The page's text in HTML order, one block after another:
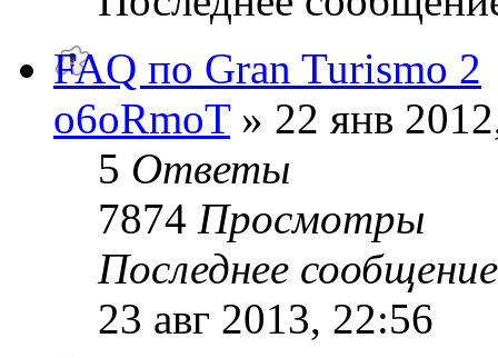
FAQ по Gran Turismo 2
o6oRmoT» 22 янв
5 Ответы
7874 Просмотры
Последнее
23 авг 2013, 22:56